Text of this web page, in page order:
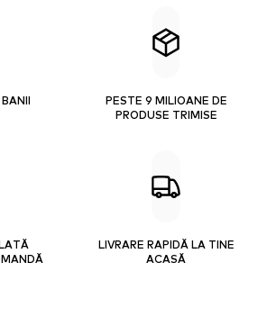
PESTE 9 MILIOANE DE
PRODUSE TRIMISE
LIVRARE RAPIDĂ LA TINE
ACASĂ